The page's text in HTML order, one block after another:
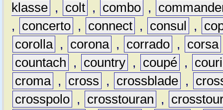
klasse , colt , combo ,
,
concerto , connect , consul ,
corolla , corona , corrado , corsa
countach
, country , coupé ,
croma , cross , crossblade ,
crosspolo , crosstouran ,